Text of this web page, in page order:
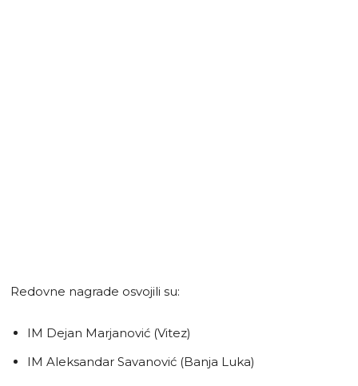
Redovne nagrade osvojili su:
IM Dejan Marjanović (Vitez)
IM Aleksandar Savanović (Banja Luka)